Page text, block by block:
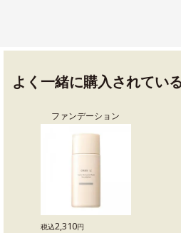
よく一緒に購入されてい
ファンデーション
税込2,310円